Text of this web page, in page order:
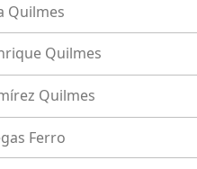
Quilmes
Quilmes
Quilmes
Ferro